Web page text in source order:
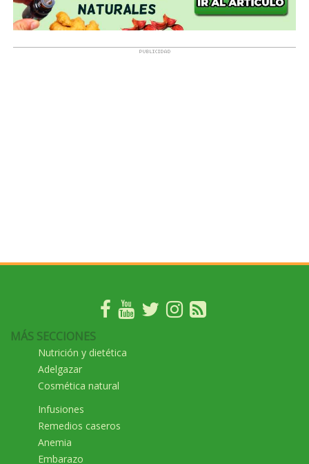
MÁS SECCIONES
Nutrición y dietética
Adelgazar
Cosmética natural
Infusiones
Remedios caseros
Anemia
Embarazo